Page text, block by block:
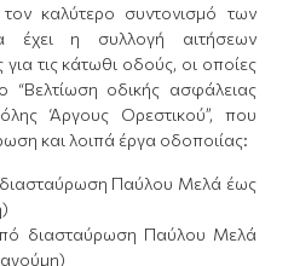
καλύτερο συντονισμό των
έχει η συλλογή αιτήσεων
τις κάτωθι οδούς, οι οποίες
“Βελτίωση οδικής ασφάλειας
Άργους Ορεστικού”, που
και λοιπά έργα οδοποιίας:
Παύλου Μελά έως
διασταύρωση Παύλου Μελά